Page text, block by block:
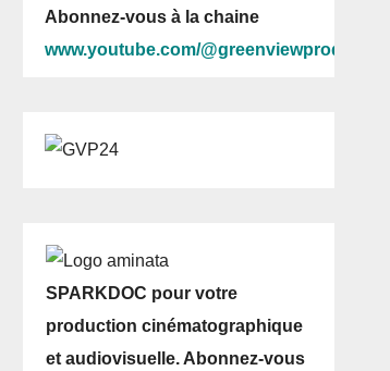
Abonnez-vous à la chaine
www.youtube.com/@greenviewprod
SPARKDOC pour votre
production cinématographique
et audiovisuelle. Abonnez-vous